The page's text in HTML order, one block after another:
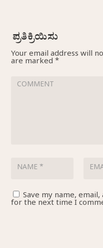
Your email address will
are marked *
Save my name,
for the next time I